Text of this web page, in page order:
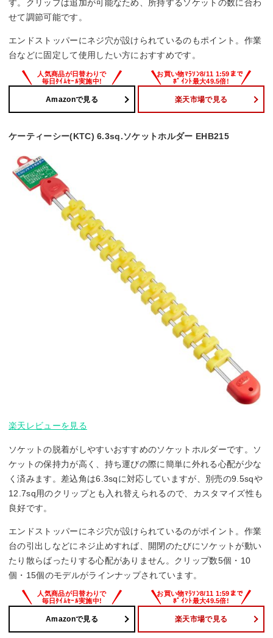
す。クリップは追加が可能なため、所持するソケットの数に合わ
せて調節可能です。
エンドストッパーにネジ穴が設けられているのもポイント。作業
台などに固定して使用したい方におすすめです。
Amazonで見る 楽天市場で見る
ケーティーシー(KTC) 6.3sq.ソケットホルダー EHB215
楽天レビューを見る
ソケットの脱着がしやすいおすすめのソケットホルダーです。ソ
ケットの保持力が高く、持ち運びの際に簡単に外れる心配が少な
く済みます。差込角は6.3sqに対応していますが、別売の9.5sqや
12.7sq用のクリップとも入れ替えられるので、カスタマイズ性も
良好です。
エンドストッパーにネジ穴が設けられているのがポイント。作業
台の引出しなどにネジ止めすれば、開閉のたびにソケットが動い
たり散らばったりする心配がありません。クリップ数5個・10
個・15個のモデルがラインナップされています。
Amazonで見る 楽天市場で見る